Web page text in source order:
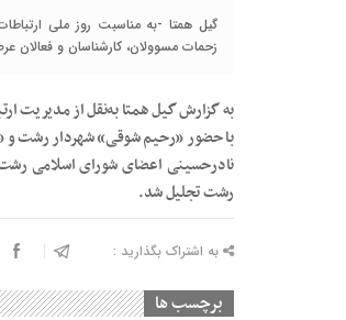
گیل همتا -به مناسبت روز ملی
زحمات مسوولان، کارشناسان و
به گزارش گیل همتا به‌نقل از مدیریت
با حضور «رحیم شوقی» شهردار رشت و
نادرحسینی اعضای شورای اسلامی
رشت تجلیل شد.
به اشتراک بگذارید :
برچسب ها